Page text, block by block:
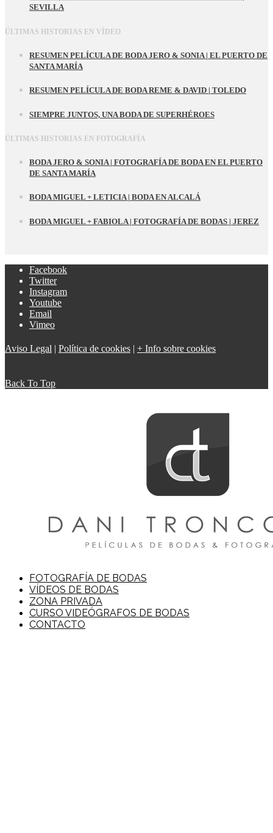
SEVILLA
ÚLTIMAS HISTORIAS EN VÍDEO
RESUMEN PELÍCULA DE BODA JERO & SONIA | EL PUERTO DE
SANTA MARÍA
RESUMEN PELÍCULA DE BODA REME & DAVID | TOLEDO
SIEMPRE JUNTOS, UNA BODA DE SUPERHÉROES
ÚLTIMAS HISTORIAS EN FOTOGRAFÍA
BODA JERO & SONIA | FOTOGRAFÍA DE BODA EN EL PUERTO
DE SANTA MARÍA
BODA MIGUEL + LETICIA | BODA EN ALCALÁ
BODA MIGUEL + FABIOLA | FOTOGRAFÍA DE BODAS | JEREZ
Facebook
Twitter
Instagram
Youtube
Email
Vimeo
Aviso Legal | Política de cookies | + Info sobre cookies
Back To Top
FOTOGRAFÍA DE BODAS
VÍDEOS DE BODAS
ZONA PRIVADA
CURSO VIDEÓGRAFOS DE BODAS
CONTACTO